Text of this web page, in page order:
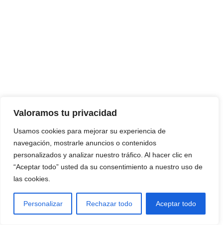
Valoramos tu privacidad
Usamos cookies para mejorar su experiencia de
navegación, mostrarle anuncios o contenidos
personalizados y analizar nuestro tráfico. Al hacer clic en
“Aceptar todo” usted da su consentimiento a nuestro uso de
las cookies.
Personalizar Rechazar todo Aceptar todo